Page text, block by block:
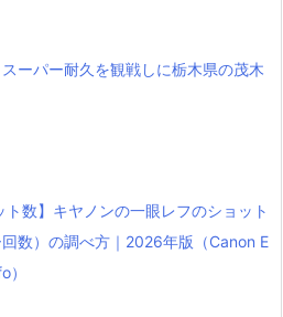
スーパー耐久を観戦しに栃木県の茂木
ト数】キヤノンの一眼レフのショット
数）の調べ方｜2026年版（Canon E